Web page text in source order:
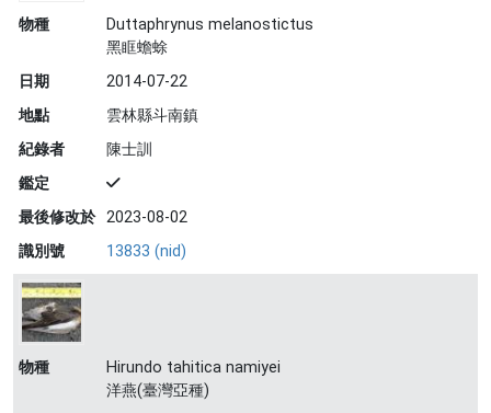
物種
Duttaphrynus melanostictus
黑眶蟾蜍
日期
2014-07-22
地點
雲林縣斗南鎮
紀錄者
陳士訓
鑑定
最後修改於 2023-08-02
識別號
13833 (nid)
物種
Hirundo tahitica namiyei
洋燕(臺灣亞種)